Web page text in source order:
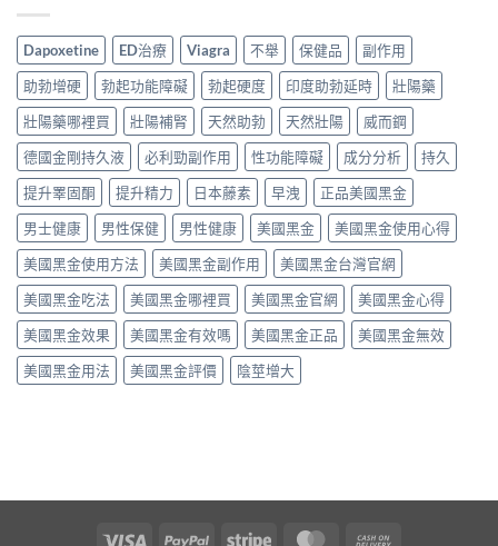
Dapoxetine ED治療 Viagra 不舉 保健品
副作用
助勃增硬
勃起功能障礙 勃起硬度 印度助勃延時
壯陽藥
壯陽藥哪裡買
壯陽補腎 天然助勃 天然壯陽
威而鋼
德國金剛持久液
必利勁副作用 性功能障礙 成分分析
持久
提升睪固酮
提升精力 日本藤素 早洩
正品美國黑金
男士健康
男性保健 男性健康 美國黑金
美國黑金使用心得
美國黑金使用方法
美國黑金副作用
美國黑金台灣官網
美國黑金吃法
美國黑金哪裡買 美國黑金官網
美國黑金心得
美國黑金效果
美國黑金有效嗎 美國黑金正品
美國黑金無效
美國黑金用法
美國黑金評價 陰莖增大
Visa PayPal Stripe MasterCard